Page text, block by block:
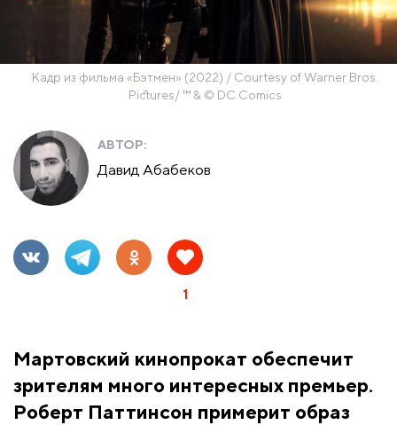
Кадр из фильма «Бэтмен» (2022) / Courtesy of Warner Bros.
Pictures/ ™ & © DC Comics
АВТОР:
Давид Абабеков
1
Мартовский кинопрокат обеспечит
зрителям много интересных премьер.
Роберт Паттинсон примерит образ